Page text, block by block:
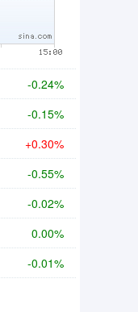
-0.24%
-0.15%
+0.30%
-0.55%
-0.02%
0.00%
-0.01%